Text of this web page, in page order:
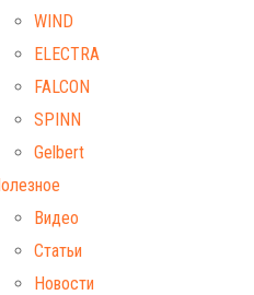
WIND
ELECTRA
FALCON
SPINN
Gelbert
Видео
Статьи
Новости